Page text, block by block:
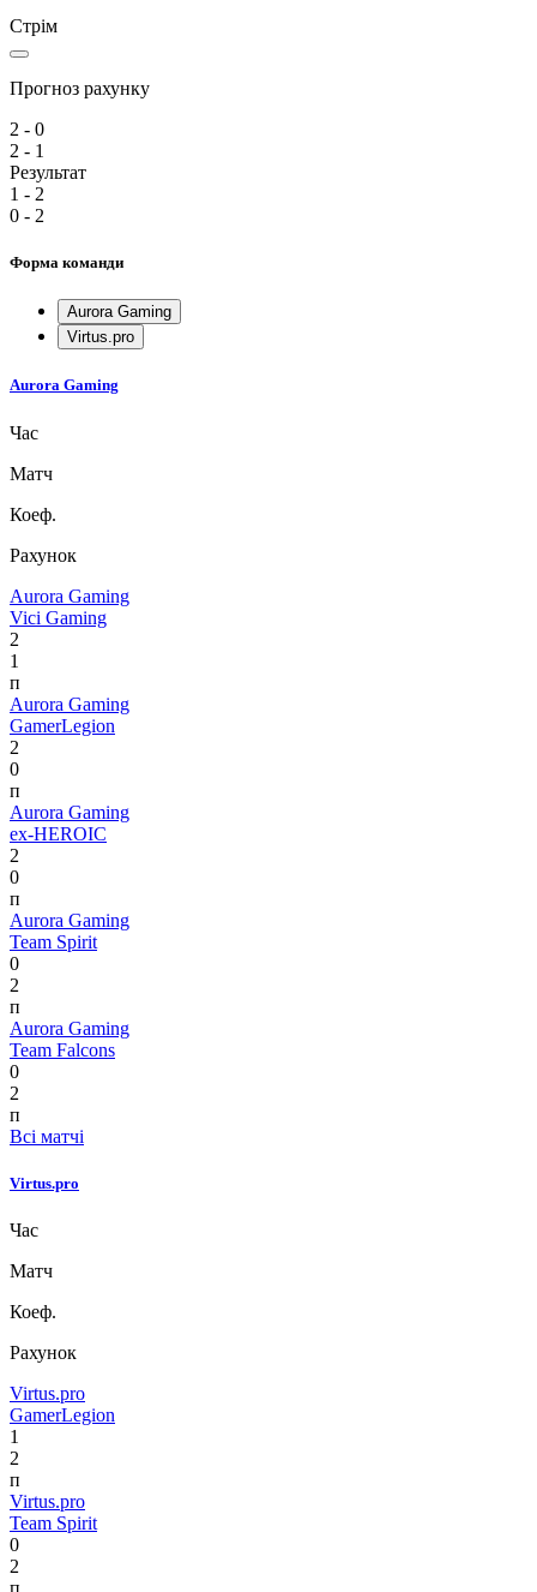
Стрім
Прогноз рахунку
2 - 0
2 - 1
Результат
1 - 2
0 - 2
Форма команди
Aurora Gaming
Virtus.pro
Aurora Gaming
Час
Матч
Коеф.
Рахунок
Aurora Gaming
Vici Gaming
2
1
п
Aurora Gaming
GamerLegion
2
0
п
Aurora Gaming
ex-HEROIC
2
0
п
Aurora Gaming
Team Spirit
0
2
п
Aurora Gaming
Team Falcons
0
2
п
Всі матчі
Virtus.pro
Час
Матч
Коеф.
Рахунок
Virtus.pro
GamerLegion
1
2
п
Virtus.pro
Team Spirit
0
2
п